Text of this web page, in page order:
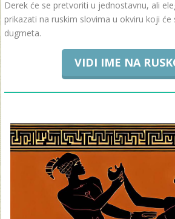
Derek će se pretvoriti u jednostavnu, ali
prikazati na ruskim slovima u okviru koji
dugmeta.
VIDI IME NA